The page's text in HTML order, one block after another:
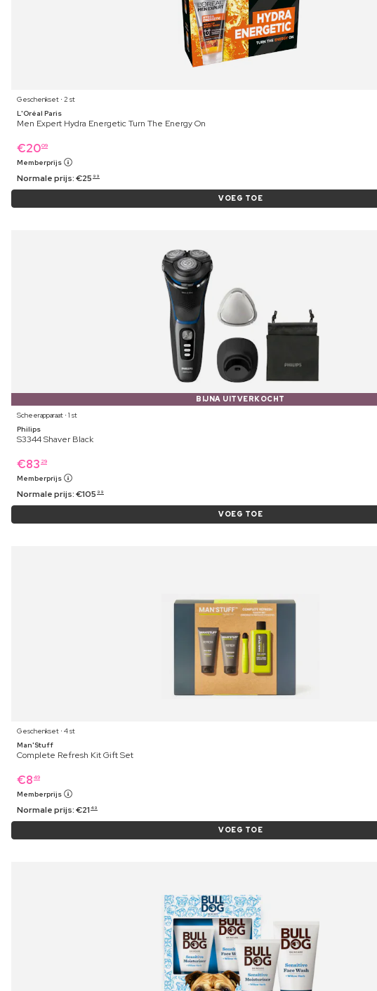
Geschenkset ⋅ 2 st
L'Oréal Paris
Men Expert Hydra Energetic Turn The Energy On
€2009
Memberprijs
Normale prijs:€25 99
VOEG TOE
BIJNA UITVERKOCHT
Scheerapparaat ⋅ 1 st
Philips
S3344 Shaver Black
€83 29
Memberprijs
Normale prijs:€105 99
VOEG TOE
Geschenkset ⋅ 4 st
Man'Stuff
Complete Refresh Kit Gift Set
€8 49
Memberprijs
Normale prijs:€21 49
VOEG TOE